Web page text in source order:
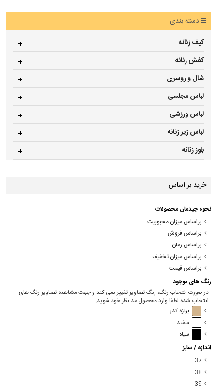
دسته بندی
کیف زنانه
کفش زنانه
شال و روسری
لباس مجلسی
لباس ورزشی
لباس زیر زنانه
بلوز زنانه
خرید بر اساس
نحوه چیدمان محصولات
براساس میزان محبوبیت
براساس فروش
براساس زمان
براساس میزان تخفیف
براساس قیمت
رنگ های موجود
در صورت انتخاب رنگ، رنگ تصاویر تغییر نمی کند و جهت مشاهده تصاویر رنگ های
انتخاب شده لطفا وارد محصول مد نظر خود شوید.
برنزه کدر
سفید
سیاه
اندازه / سایز
37
38
39